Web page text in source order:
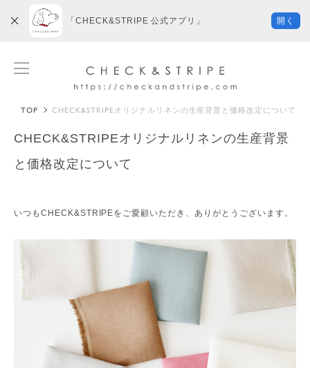
TOP CHECK&STRIPEオリジナルリネンの生産背景と価格改定について
CHECK&STRIPEオリジナルリネンの生産背景
と価格改定について
いつもCHECK&STRIPEをご愛顧いただき、ありがとうございます。
「CHECK&STRIPE 公式アプリ」 開く